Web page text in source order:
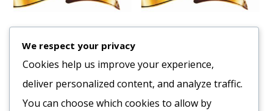
Fagy. Burgonyakocka (13)
4×2,5kg.12×12 mm
1523Ft
Bruttó egység ár:ft/kg.
Fagy. Hasábburgonya (34)
1035Ft
We respect your privacy
Cookies help us improve your experience,
deliver personalized content, and analyze traffic.
You can choose which cookies to allow by